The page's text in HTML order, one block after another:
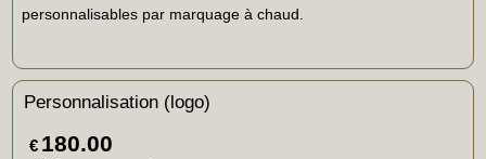
personnalisables par marquage à chaud.
Personnalisation (logo)
€ 180.00